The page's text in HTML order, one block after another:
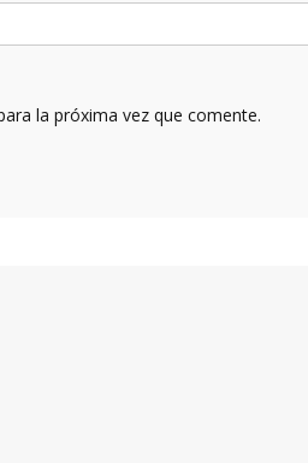
la próxima vez que comente.